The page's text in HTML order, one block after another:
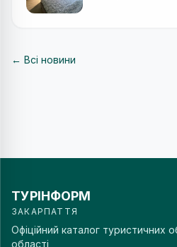
← Всі новини
ТУРІНФОРМ
ЗАКАРПАТТЯ
Офіційний каталог туристичних
області